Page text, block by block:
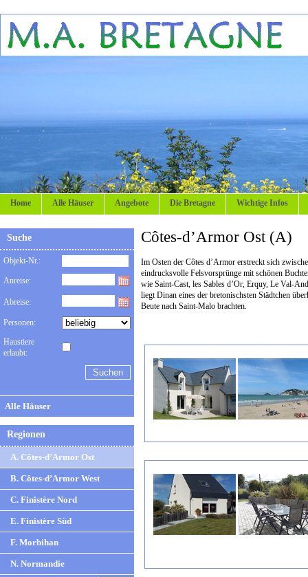
Home Alle Häuser Angebote Die Bretagne Wichtige Infos
Suche
Objekt-Nr.:
Anreise:
Abreise:
Personen:
Haustiere
erlaubt:
Alle Häuser
Regionen
A. Côtes-d’Armor Ost
B. Côtes-d’Armor West
C. Finistère Nord
E. Finistère Süd
F. Morbihan
N. Normandie
Côtes-d’Armor Ost (A)
Im Osten der Côtes d’Armor erstreckt sich
eindrucksvolle Felsvorsprünge mit schönen
wie Saint-Cast, les Sables d’Or, Erquy, Le Val-
liegt Dinan eines der bretonischsten Städtchen
Beute nach Saint-Malo brachten.